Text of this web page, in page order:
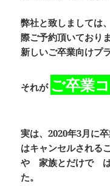
弊社と致しましては
際ご予約頂いており
新しいご卒業向けプ
それが ご卒業
実は、2020年3月に
はキャンセルされる
や 家族とだけで は
た。